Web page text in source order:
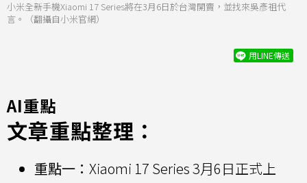
小米全新手機Xiaomi 17 Series將在3月6日於台灣開賣，並找來吳彥祖代
言。（翻攝自小米官網）
用LINE傳送
AI重點
文章重點整理：
重點一： Xiaomi 17 Series 3月6日正式上